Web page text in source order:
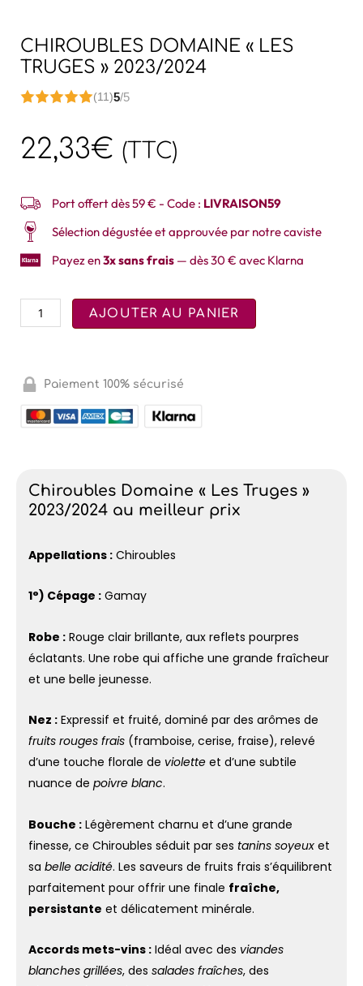
CHIROUBLES DOMAINE « LES
TRUGES » 2023/2024
(11)5/5
22,33€ (TTC)
Port offert dès 59 € - Code : LIVRAISON59
Sélection dégustée et approuvée par notre caviste
Payez en3x sans frais — dès 30 € avec Klarna
AJOUTER AU PANIER
Paiement 100% sécurisé
Chiroubles Domaine « Les Truges »
2023/2024 au meilleur prix
Appellations : Chiroubles
1°) Cépage : Gamay
Robe : Rouge clair brillante, aux reflets pourpres
éclatants. Une robe qui affiche une grande fraîcheur
et une belle jeunesse.
Nez : Expressif et fruité, dominé par des arômes de
fruits rouges frais (framboise, cerise, fraise), relevé
d’une touche florale de violette et d’une subtile
nuance de poivre blanc.
Bouche : Légèrement charnu et d’une grande
finesse, ce Chiroubles séduit par ses tanins soyeux et
sa belle acidité. Les saveurs de fruits frais s’équilibrent
parfaitement pour offrir une finale fraîche,
persistante et délicatement minérale.
Accords mets-vins : Idéal avec des viandes
blanches grillées, des salades fraîches, des